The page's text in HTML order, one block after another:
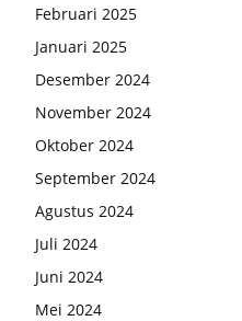
Februari 2025
Januari 2025
Desember 2024
November 2024
Oktober 2024
September 2024
Agustus 2024
Juli 2024
Juni 2024
Mei 2024